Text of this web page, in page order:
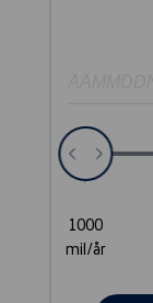
1000
mil/år